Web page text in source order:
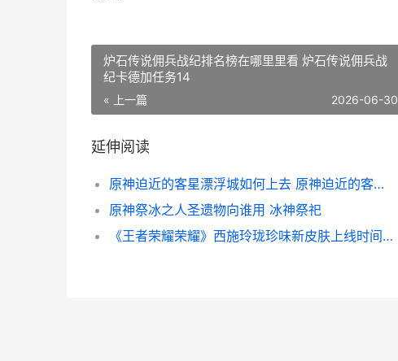
炉石传说佣兵战纪排名榜在哪里里看 炉石传说佣兵战
纪卡德加任务14
« 上一篇 2026-06-30
延伸阅读
原神迫近的客星漂浮城如何上去 原神迫近的客星任务怎么上岛
原神祭冰之人圣遗物向谁用 冰神祭祀
《王者荣耀荣耀》西施玲珑珍味新皮肤上线时间说明 王者荣耀荣耀称号在哪里设置-